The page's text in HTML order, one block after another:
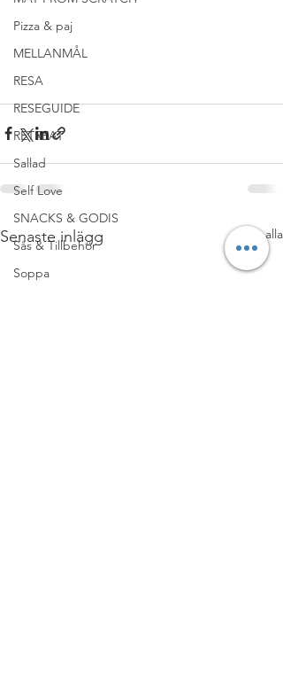
Pizza & paj
MELLANMÅL
RESA
RESEGUIDE
RETREAT
Sallad
Self Love
SNACKS & GODIS
Sås & Tillbehör
Soppa
Senaste inlägg Visa alla